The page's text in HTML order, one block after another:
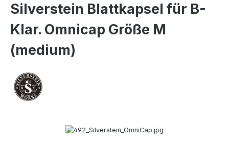
Silverstein Blattkapsel für B-
Klar. Omnicap Größe M
(medium)
Bildergalerie überspringen